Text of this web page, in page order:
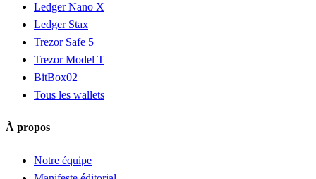
Ledger Nano X
Ledger Stax
Trezor Safe 5
Trezor Model T
BitBox02
Tous les wallets
À propos
Notre équipe